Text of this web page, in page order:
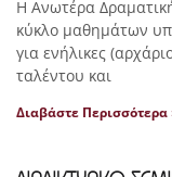
Η Ανωτέρα
κύκλο μαθημάτων
για ενήλικες
ταλέντου και
Διαβάστε Περισσότερα